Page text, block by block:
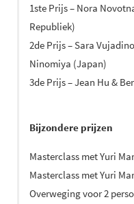
1ste Prijs – Nora
Republiek)
2de Prijs – Sara
Ninomiya (Japan)
3de Prijs – Jean Hu &
Bijzondere prijzen
Masterclass met Yuri
Masterclass met Yuri
Overweging voor 2